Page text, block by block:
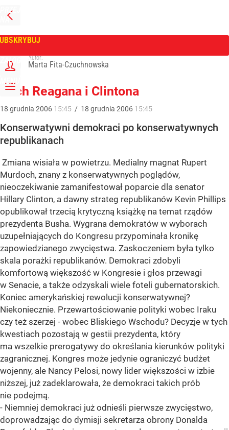
PRZEJDŹ
NA
GŁÓWNĄ
ZALOGUJ
MENU
Tygodnik Wprost
Autor:
Marta Fita-Czuchnowska
Duch Reagana i Clintona
18 grudnia 2006 15:45 / 18 grudnia 2006 15:45
Konserwatywni demokraci po konserwatywnych
republikanach
Zmiana wisiała w powietrzu. Medialny magnat Rupert
Murdoch, znany z konserwatywnych poglądów,
nieoczekiwanie zamanifestował poparcie dla senator
Hillary Clinton, a dawny strateg republikanów Kevin Phillips
opublikował trzecią krytyczną książkę na temat rządów
prezydenta Busha. Wygrana demokratów w wyborach
uzupełniających do Kongresu przypominała kronikę
zapowiedzianego zwycięstwa. Zaskoczeniem była tylko
skala porażki republikanów. Demokraci zdobyli
komfortową większość w Kongresie i głos przewagi
w Senacie, a także odzyskali wiele foteli gubernatorskich.
Koniec amerykańskiej rewolucji konserwatywnej?
Niekoniecznie. Przewartościowanie polityki wobec Iraku
czy też szerzej - wobec Bliskiego Wschodu? Decyzje w tych
kwestiach pozostają w gestii prezydenta, który
ma wszelkie prerogatywy do określania kierunków polityki
zagranicznej. Kongres może jedynie ograniczyć budżet
wojenny, ale Nancy Pelosi, nowy lider większości w izbie
niższej, już zadeklarowała, że demokraci takich prób
nie podejmą.
- Niemniej demokraci już odnieśli pierwsze zwycięstwo,
doprowadzając do dymisji sekretarza obrony Donalda